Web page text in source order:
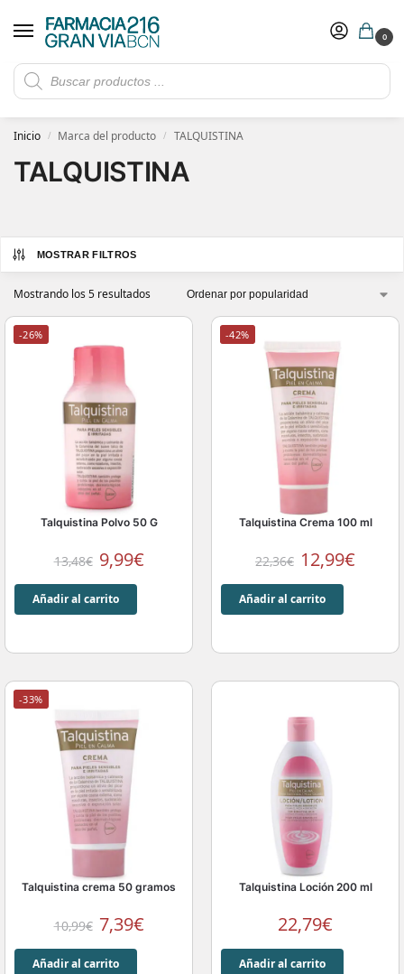
0
Rebajas de verano hasta -30%
​ 5€ de descuento con el cupón 5GRANVIA (compras superiores a 150€)
Inicio / Marca del producto / TALQUISTINA
TALQUISTINA
MOSTRAR FILTROS
Mostrando los 5 resultados
-26%
Talquistina Polvo 50 G
13,48€ 9,99€
Añadir al carrito
-42%
Talquistina Crema 100 ml
22,36€ 12,99€
Añadir al carrito
-33%
Talquistina crema 50 gramos
10,99€ 7,39€
Añadir al carrito
Talquistina Loción 200 ml
22,79€
Añadir al carrito